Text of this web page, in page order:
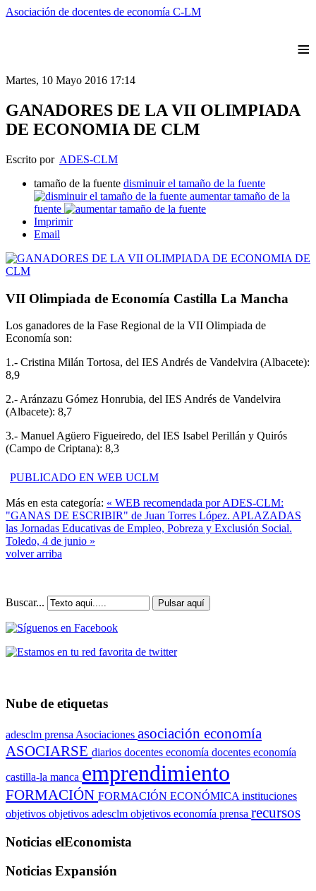
Asociación de docentes de economía C-LM
≡
Martes, 10 Mayo 2016 17:14
GANADORES DE LA VII OLIMPIADA
DE ECONOMIA DE CLM
Escrito por ADES-CLM
tamaño de la fuente disminuir el tamaño de la fuente
aumentar tamaño de la
fuente
Imprimir
Email
VII Olimpiada de Economía Castilla La Mancha
Los ganadores de la Fase Regional de la VII Olimpiada de
Economía son:
1.- Cristina Milán Tortosa, del IES Andrés de Vandelvira (Albacete):
8,9
2.- Aránzazu Gómez Honrubia, del IES Andrés de Vandelvira
(Albacete): 8,7
3.- Manuel Agüero Figueiredo, del IES Isabel Perillán y Quirós
(Campo de Criptana): 8,3
PUBLICADO EN WEB UCLM
Más en esta categoría: « WEB recomendada por ADES-CLM:
"GANAS DE ESCRIBIR" de Juan Torres López. APLAZADAS
las Jornadas Educativas de Empleo, Pobreza y Exclusión Social.
Toledo, 4 de junio »
volver arriba
Buscar... Pulsar aquí
Nube de etiquetas
adesclm prensa Asociaciones asociación economía
ASOCIARSE diarios docentes economía docentes economía
castilla-la manca emprendimiento
FORMACIÓN FORMACIÓN ECONÓMICA instituciones
objetivos objetivos adesclm objetivos economía prensa recursos
Noticias elEconomista
Noticias Expansión